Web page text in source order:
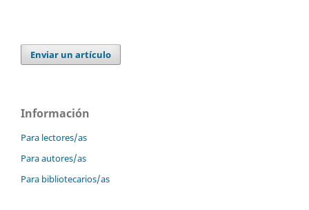
Enviar un artículo
Información
Para lectores/as
Para autores/as
Para bibliotecarios/as